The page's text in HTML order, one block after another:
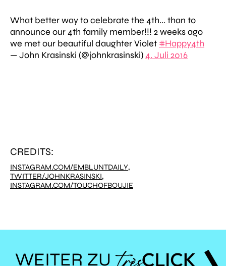
What better way to celebrate the 4th... than to
announce our 4th family member!!! 2 weeks ago
we met our beautiful daughter Violet #Happy4th
— John Krasinski (@johnkrasinski)4. Juli 2016
CREDITS:
INSTAGRAM.COM/EMBLUNTDAILY,
TWITTER/JOHNKRASINSKI,
INSTAGRAM.COM/TOUCHOFBOUJIE
WEITER ZU